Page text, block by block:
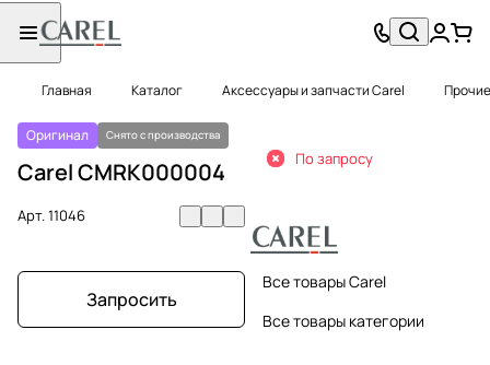
Главная Каталог Аксессуары и запчасти Carel
Оригинал Снято с производства
Carel CMRK000004
Арт.11046
Запросить
По запросу
Все товары Carel
Все товары категории